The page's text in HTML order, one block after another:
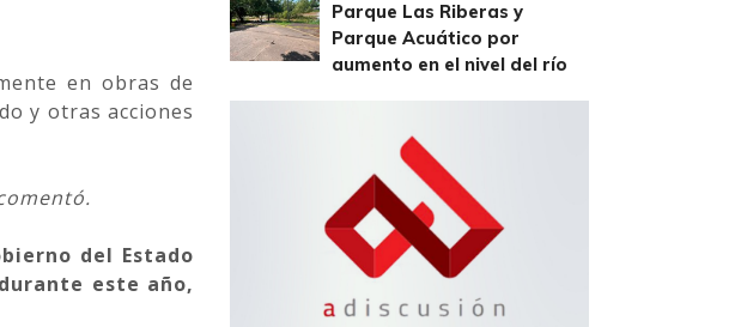
en obras de
y otras acciones
del Estado
este año,
Parque Las Riberas y
Parque Acuático por
aumento en el nivel del río